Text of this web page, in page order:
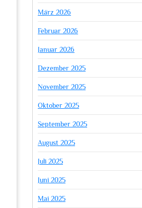
März 2026
Februar 2026
Januar 2026
Dezember 2025
November 2025
Oktober 2025
September 2025
August 2025
Juli 2025
Juni 2025
Mai 2025